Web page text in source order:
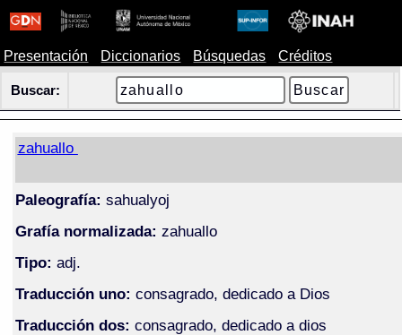
Presentación Diccionarios Búsquedas Créditos
Buscar:
zahuallo
Paleografía: sahualyoj
Grafía normalizada: zahuallo
Tipo: adj.
Traducción uno: consagrado, dedicado a Dios
Traducción dos: consagrado, dedicado a dios